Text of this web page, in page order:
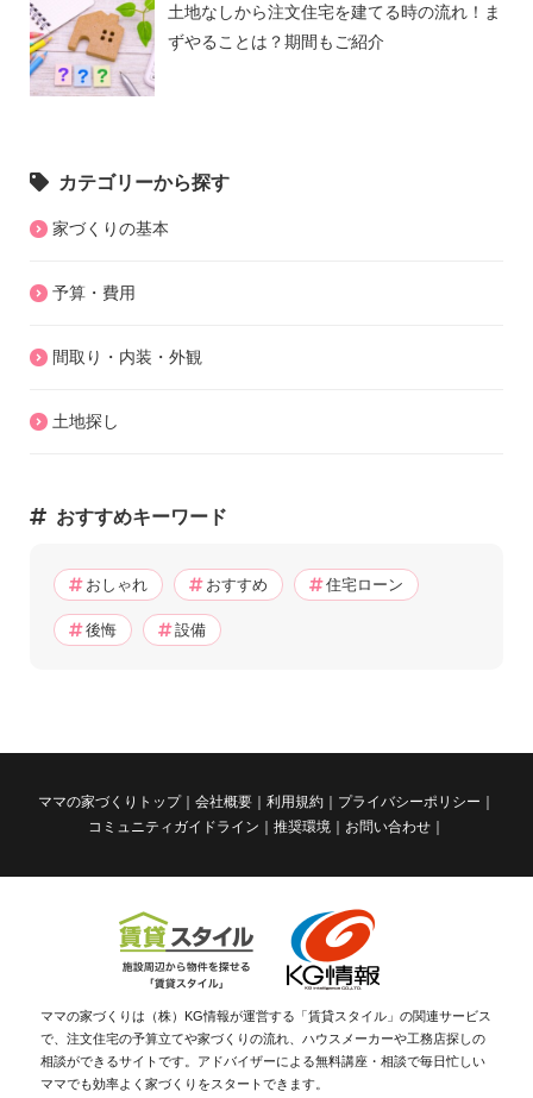
土地なしから注文住宅を建てる時の流れ！ま
ずやることは？期間もご紹介
カテゴリーから探す
家づくりの基本
予算・費用
間取り・内装・外観
土地探し
おすすめキーワード
おしゃれ おすすめ 住宅ローン
後悔 設備
ママの家づくりトップ 会社概要 利用規約
プライバシーポリシー
コミュニティガイドライン
推奨環境 お問い合わせ
ママの家づくりは（株）KG情報が運営する「賃貸スタイル」の関連サービス
で、注文住宅の予算立てや家づくりの流れ、ハウスメーカーや工務店探しの
相談ができるサイトです。アドバイザーによる無料講座・相談で毎日忙しい
ママでも効率よく家づくりをスタートできます。